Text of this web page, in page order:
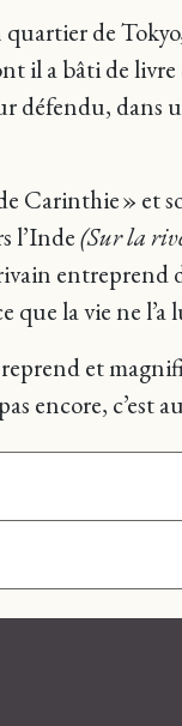
de
il a bâti de
dans
Carinthie » et
l’Inde(Sur la
entreprend
que la vie ne
et
encore, c’est